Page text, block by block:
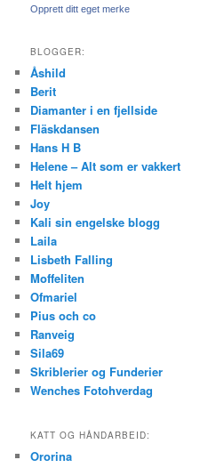
Opprett ditt eget merke
BLOGGER:
Åshild
Berit
Diamanter i en fjellside
Fläskdansen
Hans H B
Helene – Alt som er vakkert
Helt hjem
Joy
Kali sin engelske blogg
Laila
Lisbeth Falling
Moffeliten
Ofmariel
Pius och co
Ranveig
Sila69
Skriblerier og Funderier
Wenches Fotohverdag
KATT OG HÅNDARBEID:
Ororina